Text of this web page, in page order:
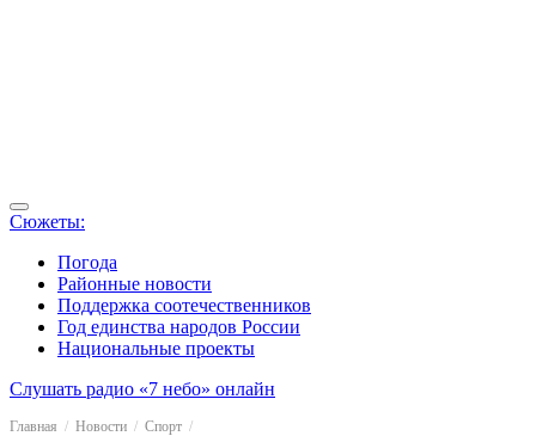
Сюжеты:
Погода
Районные новости
Поддержка соотечественников
Год единства народов России
Национальные проекты
Слушать радио «7 небо» онлайн
Главная Новости
Спорт